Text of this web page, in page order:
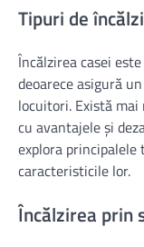
Tipuri de
Încălzirea casei
deoarece asigură
locuitori. Există
cu avantajele și
explora principalele
caracteristicile lor.
Încălzirea prin